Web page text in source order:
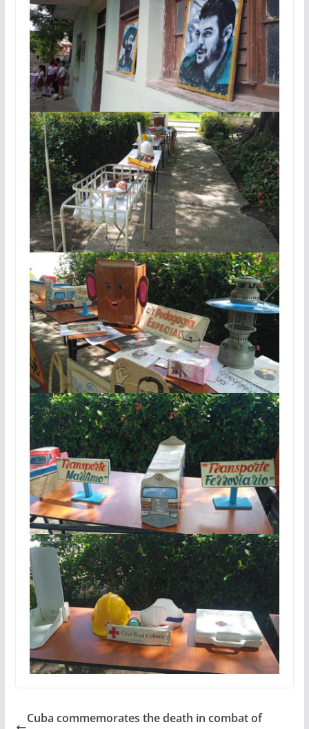
Cuba commemorates the death in combat of